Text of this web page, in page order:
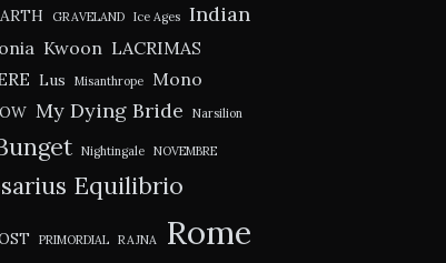
GRAVELAND Ice Ages Indian
Kwoon LACRIMAS
Lus Misanthrope Mono
My Dying Bride Narsilion
Nightingale NOVEMBRE
Equilibrio
PRIMORDIAL RAJNA Rome